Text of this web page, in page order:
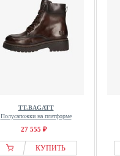
TT.BAGATT
Полусапожки на платформе
27 555 ₽
КУПИТЬ